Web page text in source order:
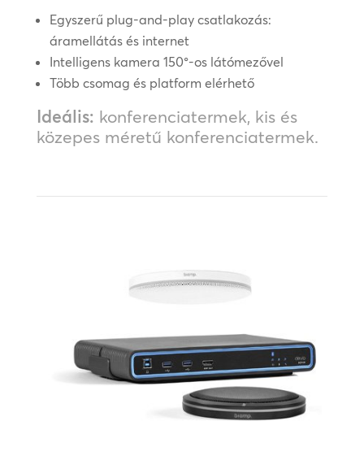
Egyszerű plug-and-play csatlakozás:
áramellátás és internet
Intelligens kamera 150°-os látómezővel
Több csomag és platform elérhető
Ideális: konferenciatermek, kis és
közepes méretű konferenciatermek.